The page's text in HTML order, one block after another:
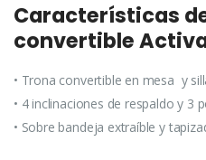
Características
convertible
• Trona convertible en mesa y
• 4 inclinaciones de respaldo y 3
• Sobre bandeja extraíble y